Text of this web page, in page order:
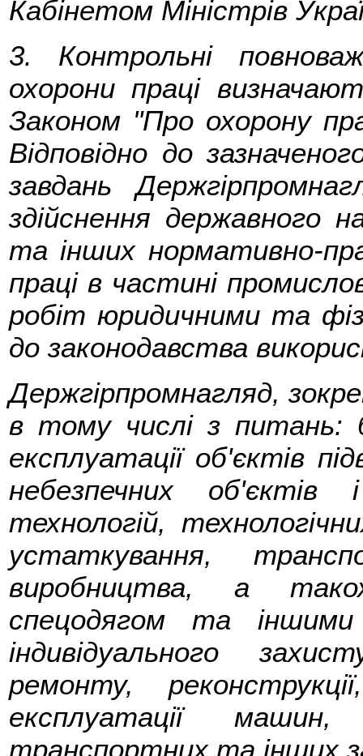
Кабінетом Міністрів
3. Контрольні
охорони праці
Законом "Про охорону
Відповідно до
завдань
здійснення державного
та інших нормативно-
праці в частині
робіт юридичними та
до законодавства
Держгірпромнагляд,
в тому числі з питань:
експлуатації об'єктів
небезпечних об'єктів
технологій,
устаткування,
виробництва, а також
спецодягом та
індивідуального
ремонту,
експлуатації машин,
транспортних та інших